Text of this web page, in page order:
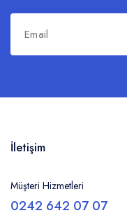
İletişim
Müşteri Hizmetleri
0242 642 07 07